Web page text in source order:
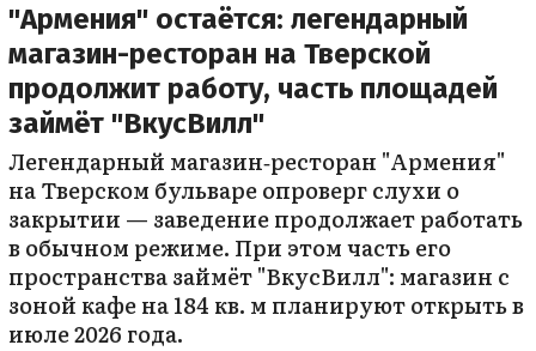
"Армения" остаётся: легендарный
магазин-ресторан на Тверской
продолжит работу, часть площадей
займёт "ВкусВилл"
Легендарный магазин‑ресторан "Армения"
на Тверском бульваре опроверг слухи о
закрытии — заведение продолжает работать
в обычном режиме. При этом часть его
пространства займёт "ВкусВилл": магазин с
зоной кафе на 184 кв. м планируют открыть в
июле 2026 года.